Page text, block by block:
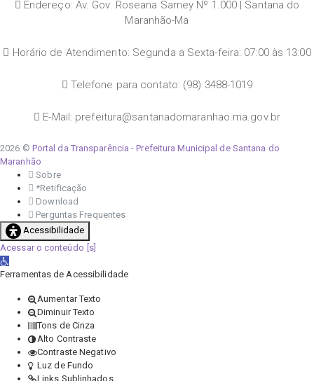
Endereço: Av. Gov. Roseana Sarney Nº 1.000 | Santana do
Maranhão-Ma
Horário de Atendimento: Segunda a Sexta-feira: 07:00 às 13:00
Telefone para contato: (98) 3488-1019
E-Mail: prefeitura@santanadomaranhao.ma.gov.br
2026 © Portal da Transparência - Prefeitura Municipal de Santana do
Maranhão
Sobre
*Retificação
Download
Perguntas Frequentes
Acessibilidade
Acessar o conteúdo
Abrir a barra de ferramentas
Ferramentas de Acessibilidade
Aumentar Texto
Diminuir Texto
Tons de Cinza
Alto Contraste
Contraste Negativo
Luz de Fundo
Links Sublinhados